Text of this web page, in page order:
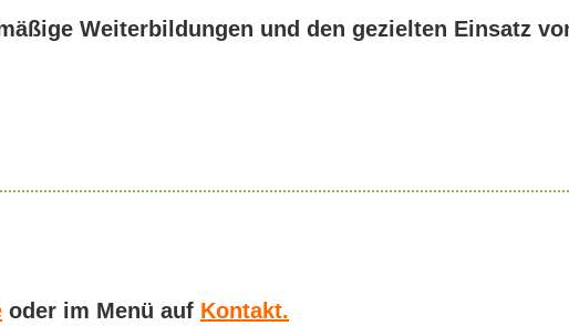
Weiterbildungen und den gezielten Einsatz
oder im Menü auf Kontakt.